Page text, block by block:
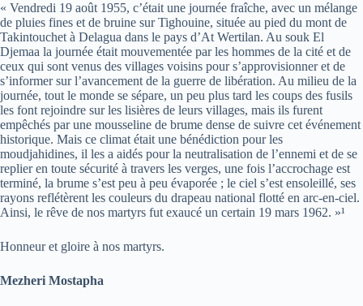
« Vendredi 19 août 1955, c’était une journée fraîche, avec un mélange
de pluies fines et de bruine sur Tighouine, située au pied du mont de
Takintouchet à Delagua dans le pays d’At Wertilan. Au souk El
Djemaa la journée était mouvementée par les hommes de la cité et de
ceux qui sont venus des villages voisins pour s’approvisionner et de
s’informer sur l’avancement de la guerre de libération. Au milieu de la
journée, tout le monde se sépare, un peu plus tard les coups des fusils
les font rejoindre sur les lisières de leurs villages, mais ils furent
empêchés par une mousseline de brume dense de suivre cet événement
historique. Mais ce climat était une bénédiction pour les
moudjahidines, il les a aidés pour la neutralisation de l’ennemi et de se
replier en toute sécurité à travers les verges, une fois l’accrochage est
terminé, la brume s’est peu à peu évaporée ; le ciel s’est ensoleillé, ses
rayons reflétèrent les couleurs du drapeau national flotté en arc-en-ciel.
Ainsi, le rêve de nos martyrs fut exaucé un certain 19 mars 1962. »¹
Honneur et gloire à nos martyrs.
Mezheri Mostapha